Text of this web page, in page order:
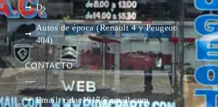
Ds
Autos de época (Renault 4 y Peugeot
404)
CONTACTO
Email: ridac1917@gmail.com